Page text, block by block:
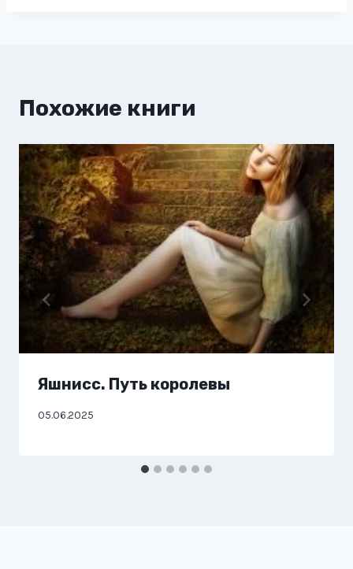
Похожие книги
Яшнисс. Путь королевы
05.06.2025